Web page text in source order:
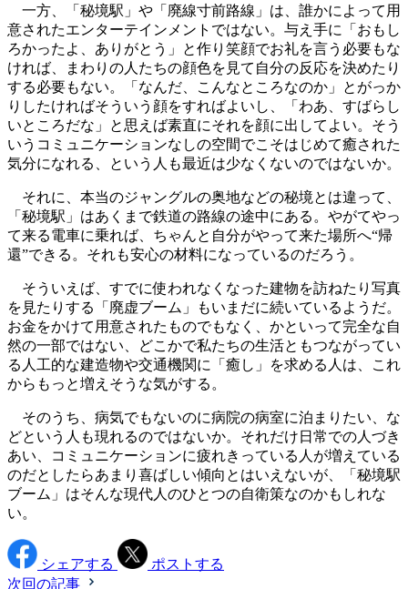
一方、「秘境駅」や「廃線寸前路線」は、誰かによって用
意されたエンターテインメントではない。与え手に「おもし
ろかったよ、ありがとう」と作り笑顔でお礼を言う必要もな
ければ、まわりの人たちの顔色を見て自分の反応を決めたり
する必要もない。「なんだ、こんなところなのか」とがっか
りしたければそういう顔をすればよいし、「わあ、すばらし
いところだな」と思えば素直にそれを顔に出してよい。そう
いうコミュニケーションなしの空間でこそはじめて癒された
気分になれる、という人も最近は少なくないのではないか。
それに、本当のジャングルの奥地などの秘境とは違って、
「秘境駅」はあくまで鉄道の路線の途中にある。やがてやっ
て来る電車に乗れば、ちゃんと自分がやって来た場所へ“帰
還”できる。それも安心の材料になっているのだろう。
そういえば、すでに使われなくなった建物を訪ねたり写真
を見たりする「廃虚ブーム」もいまだに続いているようだ。
お金をかけて用意されたものでもなく、かといって完全な自
然の一部ではない、どこかで私たちの生活ともつながってい
る人工的な建造物や交通機関に「癒し」を求める人は、これ
からもっと増えそうな気がする。
そのうち、病気でもないのに病院の病室に泊まりたい、な
どという人も現れるのではないか。それだけ日常での人づき
あい、コミュニケーションに疲れきっている人が増えている
のだとしたらあまり喜ばしい傾向とはいえないが、「秘境駅
ブーム」はそんな現代人のひとつの自衛策なのかもしれな
い。
シェアする
ポストする
次回の記事